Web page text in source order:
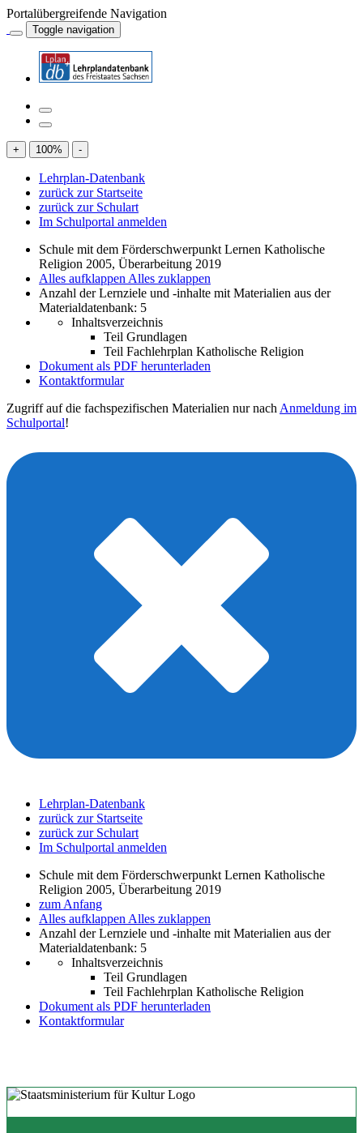
Portalübergreifende Navigation
Toggle navigation
+ 100% -
Lehrplan-Datenbank
zurück zur Startseite
zurück zur Schulart
Im Schulportal anmelden
Schule mit dem Förderschwerpunkt Lernen Katholische
Religion 2005, Überarbeitung 2019
Alles aufklappen Alles zuklappen
Anzahl der Lernziele und -inhalte mit Materialien aus der
Materialdatenbank: 5
Inhaltsverzeichnis
Teil Grundlagen
Teil Fachlehrplan Katholische Religion
Dokument als PDF herunterladen
Kontaktformular
Zugriff auf die fachspezifischen Materialien nur nach Anmeldung im
Schulportal!
Lehrplan-Datenbank
zurück zur Startseite
zurück zur Schulart
Im Schulportal anmelden
Schule mit dem Förderschwerpunkt Lernen Katholische
Religion 2005, Überarbeitung 2019
zum Anfang
Alles aufklappen Alles zuklappen
Anzahl der Lernziele und -inhalte mit Materialien aus der
Materialdatenbank: 5
Inhaltsverzeichnis
Teil Grundlagen
Teil Fachlehrplan Katholische Religion
Dokument als PDF herunterladen
Kontaktformular